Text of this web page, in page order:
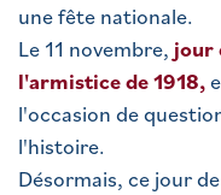
une fête nationale.
Le 11 novembre, jour
l'armistice de 1918,
l'occasion de
l'histoire.
Désormais, ce jour